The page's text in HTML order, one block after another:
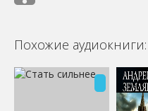
Похожие аудиокниги: